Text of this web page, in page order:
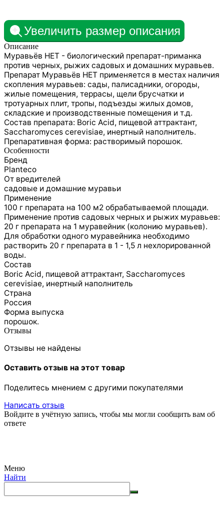
Увеличить размер описания
Описание
Муравьёв НЕТ - биологический препарат-приманка
против черных, рыжих садовых и домашних муравьев.
Препарат Муравьёв НЕТ применяется в местах наличия
скопления муравьев: сады, палисадники, огороды,
жилые помещения, террасы, щели брусчатки и
тротуарных плит, тропы, подъезды жилых домов,
складские и производственные помещения и т.д.
Состав препарата: Boric Acid, пищевой аттрактант,
Saccharomyces cerevisiae, инертный наполнитель.
Препаративная форма: растворимый порошок.
Особенности
Бренд
Planteco
От вредителей
садовые и домашние муравьи
Применение
100 г препарата на 100 м2 обрабатываемой площади.
Применение против садовых черных и рыжих муравьев:
20 г препарата на 1 муравейник (колонию муравьев).
Для обработки одного муравейника необходимо
растворить 20 г препарата в 1 - 1,5 л нехлорированной
воды.
Состав
Boric Acid, пищевой аттрактант, Saccharomyces
cerevisiae, инертный наполнитель
Страна
Россия
Форма выпуска
порошок.
Отзывы
Отзывы не найдены
Оставить отзыв на этот товар
Поделитесь мнением с другими покупателями
Написать отзыв
Войдите в учётную запись, чтобы мы могли сообщить вам об
ответе
Меню
Найти